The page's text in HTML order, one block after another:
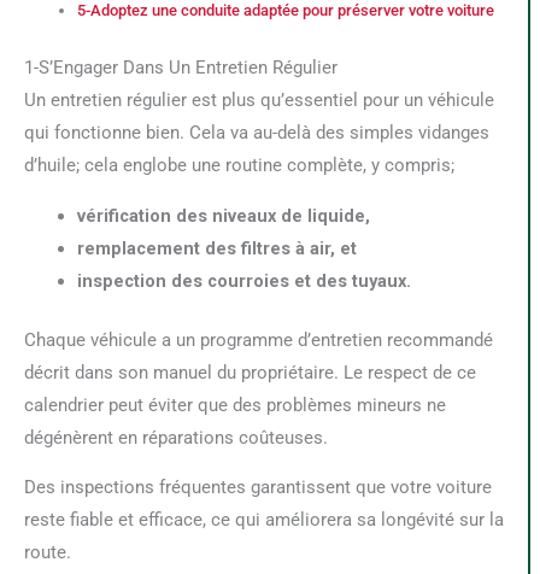
5-Adoptez une conduite adaptée pour préserver votre voiture
1-S’Engager Dans Un Entretien Régulier
Un entretien régulier est plus qu’essentiel pour un véhicule
qui fonctionne bien. Cela va au-delà des simples vidanges
d’huile; cela englobe une routine complète, y compris;
vérification des niveaux de liquide,
remplacement des filtres à air, et
inspection des courroies et des tuyaux.
Chaque véhicule a un programme d’entretien recommandé
décrit dans son manuel du propriétaire. Le respect de ce
calendrier peut éviter que des problèmes mineurs ne
dégénèrent en réparations coûteuses.
Des inspections fréquentes garantissent que votre voiture
reste fiable et efficace, ce qui améliorera sa longévité sur la
route.